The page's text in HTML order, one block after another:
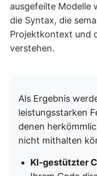
ausgefeilte Modelle
die Syntax, die
Projektkontext und
verstehen.
Als Ergebnis
leistungsstarken
denen
nicht mithalten
KI-gestützter